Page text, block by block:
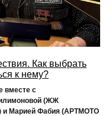
Как выбрать
к нему?
вместе с
(ЖЖ
и Марией Фабия (АРТМОТО